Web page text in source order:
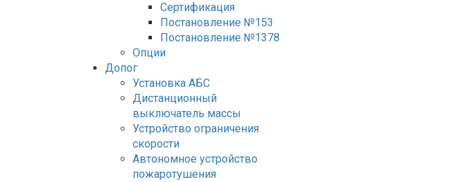
Сертификация
Постановление №153
Постановление №1378
Опции
Допог
Установка АБС
Дистанционный
выключатель массы
Устройство ограничения
скорости
Автономное устройство
пожаротушения